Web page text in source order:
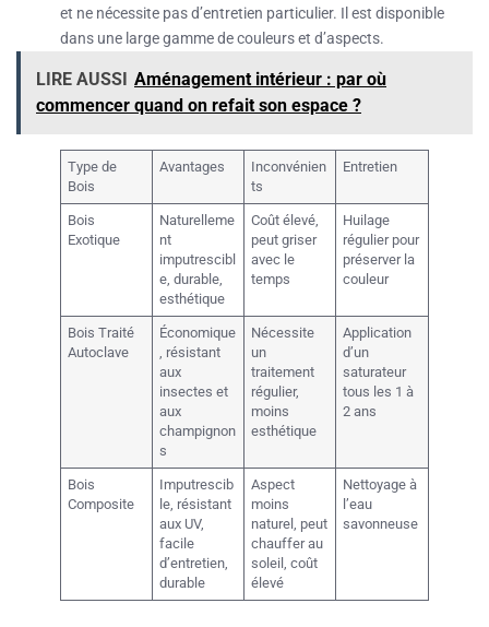
et ne nécessite pas d’entretien particulier. Il est disponible
dans une large gamme de couleurs et d’aspects.
LIRE AUSSI Aménagement intérieur : par où
commencer quand on refait son espace ?
Type de
Bois
Avantages
Inconvénien
ts
Entretien
Bois
Exotique
Naturelleme
nt
imputrescibl
e, durable,
esthétique
Coût élevé,
peut griser
avec le
temps
Huilage
régulier pour
préserver la
couleur
Bois Traité
Autoclave
Économique
, résistant
aux
insectes et
aux
champignon
s
Nécessite
un
traitement
régulier,
moins
esthétique
Application
d’un
saturateur
tous les 1 à
2 ans
Bois
Composite
Imputrescib
le, résistant
aux UV,
facile
d’entretien,
durable
Aspect
moins
naturel, peut
chauffer au
soleil, coût
élevé
Nettoyage à
l’eau
savonneuse